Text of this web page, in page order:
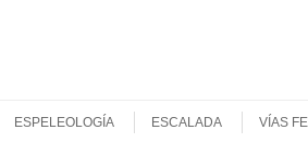
ESPELEOLOGÍA ESCALADA
VÍAS